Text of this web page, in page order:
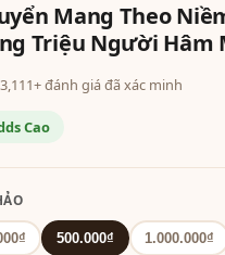
Mang Theo
Triệu Người Hâm
3,111+ đánh giá đã xác minh
Cao
500.000₫ 1.000.000₫